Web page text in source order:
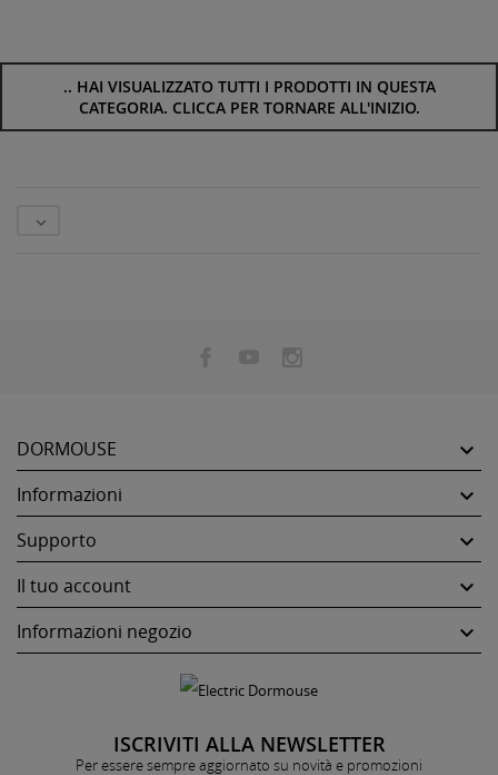
.. HAI VISUALIZZATO TUTTI I PRODOTTI IN QUESTA
CATEGORIA. CLICCA PER TORNARE ALL'INIZIO.

DORMOUSE 
Informazioni 
Supporto 
Il tuo account 
Informazioni negozio 
ISCRIVITI ALLA NEWSLETTER
Per essere sempre aggiornato su novità e promozioni